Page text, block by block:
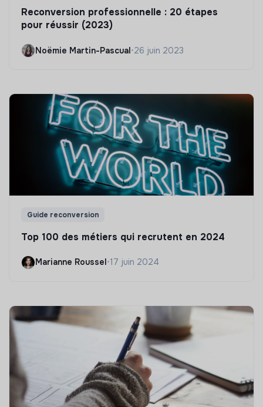
Reconversion professionnelle : 20 étapes
pour réussir (2023)
Noëmie Martin-Pascual•26 juin 2023
Guide reconversion
Top 100 des métiers qui recrutent en 2024
Marianne Roussel •17 juin 2024